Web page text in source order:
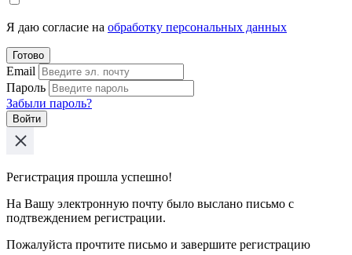
Я даю согласие на обработку персональных данных
Готово
Email
Пароль
Забыли пароль?
Войти
Регистрация прошла успешно!
На Вашу электронную почту было выслано письмо с
подтвеждением регистрации.
Пожалуйста прочтите письмо и завершите регистрацию